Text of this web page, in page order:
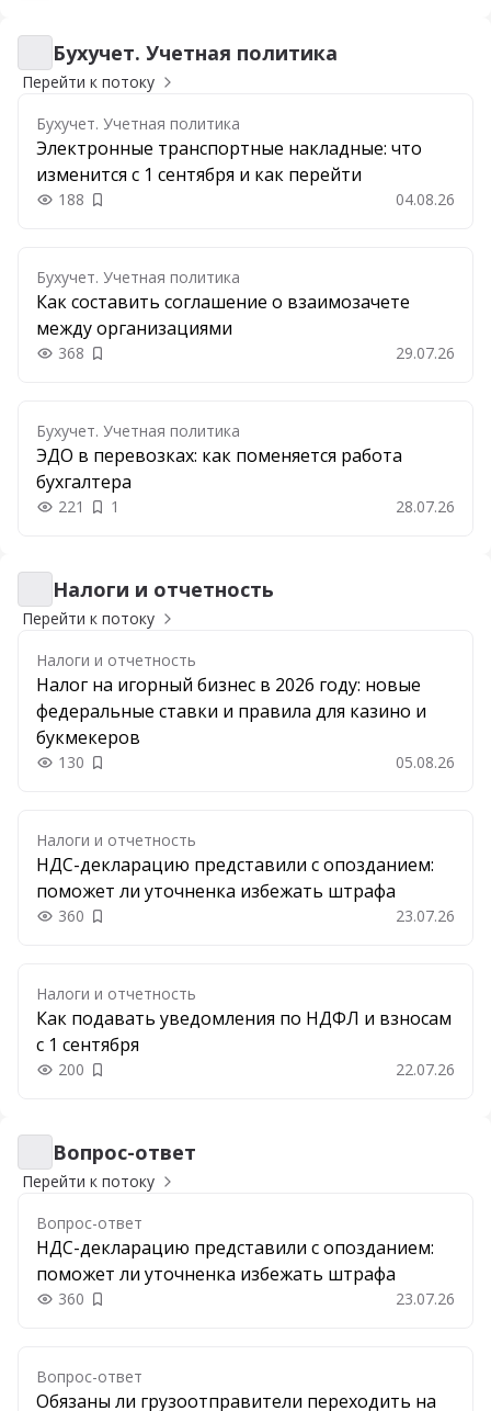
Бухучет. Учетная политика
Бухучет. Учетная политика
Перейти к потоку
Бухучет. Учетная политика
Электронные транспортные накладные: что
изменится с 1 сентября и как перейти
188 Добавить в закладки 04.08.26
Бухучет. Учетная политика
Как составить соглашение о взаимозачете
между организациями
368 Добавить в закладки 29.07.26
Бухучет. Учетная политика
ЭДО в перевозках: как поменяется работа
бухгалтера
221 1 28.07.26
Налоги и отчетность
Налоги и отчетность
Перейти к потоку
Налоги и отчетность
Налог на игорный бизнес в 2026 году: новые
федеральные ставки и правила для казино и
букмекеров
130 Добавить в закладки 05.08.26
Налоги и отчетность
НДС-декларацию представили с опозданием:
поможет ли уточненка избежать штрафа
360 Добавить в закладки 23.07.26
Налоги и отчетность
Как подавать уведомления по НДФЛ и взносам
с 1 сентября
200 Добавить в закладки 22.07.26
Вопрос-ответ
Вопрос-ответ
Перейти к потоку
Вопрос-ответ
НДС-декларацию представили с опозданием:
поможет ли уточненка избежать штрафа
360 Добавить в закладки 23.07.26
Вопрос-ответ
Обязаны ли грузоотправители переходить на